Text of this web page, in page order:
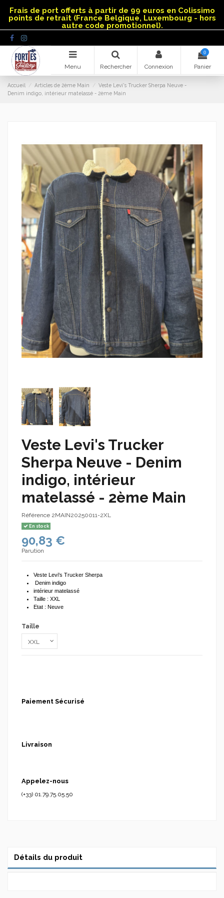
Frais de port offerts à partir de 99 euros en Colissimo
points de retrait (France Belgique, Luxembourg - hors
autre code promotionnel).
Menu Rechercher Connexion
0
Panier
Accueil Articles de 2ème Main
Veste Levi's Trucker Sherpa Neuve -
Denim indigo, intérieur matelassé - 2ème Main
Veste Levi's Trucker
Sherpa Neuve - Denim
indigo, intérieur
matelassé - 2ème Main
Référence 2MAIN20250011-2XL
En stock
90,83 €
Parution
Veste Levi's Trucker Sherpa
Denim indigo
intérieur matelassé
Taille : XXL
Etat : Neuve
Taille
Paiement Sécurisé
Livraison
Appelez-nous
(+33) 01.79.75.05.50
Détails du produit